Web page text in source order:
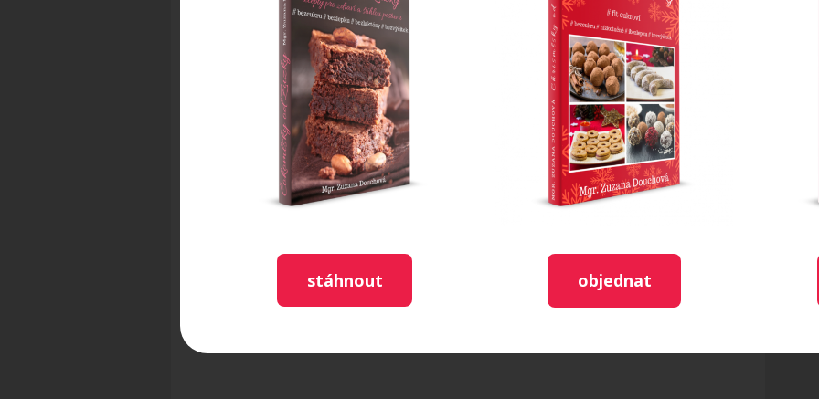
Foto: Tomáš Martínez
Recept byl publikován na stránkách
Psycholožka, koučka a nutriční poradkyně
stáhnout objednat